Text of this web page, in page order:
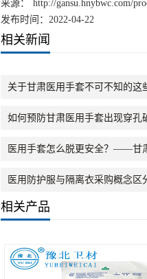
来源：
http://gansu.hnybwc.com/
发布时间：2022-04-22
相关新闻
关于甘肃医用手套不可不知的这
如何预防甘肃医用手套出现穿孔
医用手套怎么脱更安全？——甘
医用防护服与隔离衣采购概念区
相关产品